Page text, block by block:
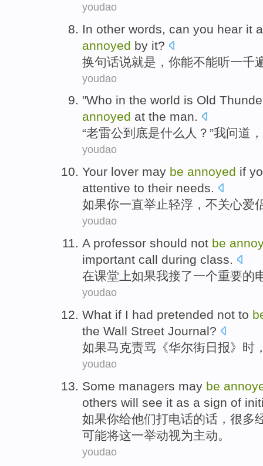
youdao
In other words can you hear it
annoyed by it?
换句话说就是， 你能不能听一千
youdao
"Who in the world is Old
annoyed at the man.
“老雷公到底是什么 人 ？”我问道 ，
youdao
Your lover may be annoyed if
attentive to their needs.
如果你一直举止轻浮 ， 不关心爱
youdao
A professor should not be
important call during class.
在课堂上如果我接了一个重要的
youdao
What if I had pretended not to
the Wall Street Journal?
如果马克责骂 《华尔街日报》时
youdao
Some managers may be
others will see it as a sign of
如果你给他们打电话的话， 很多
可能将这一举动视为主动。
youdao